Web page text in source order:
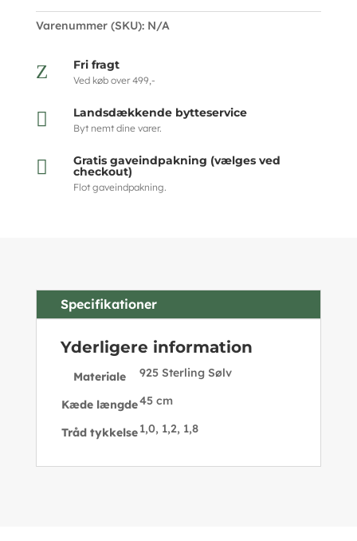
Varenummer (SKU): N/A
Z Fri fragt
Ved køb over 499,-
 Landsdækkende bytteservice
Byt nemt dine varer.
 Gratis gaveindpakning (vælges ved
checkout)
Flot gaveindpakning.
Specifikationer
Yderligere information
Materiale 925 Sterling Sølv
Kæde længde45 cm
Tråd tykkelse1,0, 1,2, 1,8